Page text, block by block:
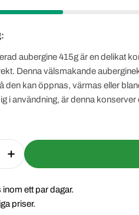
aubergine 415g är en delikat
Denna välsmakande
den kan öppnas, värmas eller
i användning, är denna
favoriträtter.
Quantity For 1&amp;1
Increase Quantity For
inom ett par dagar.
priser.